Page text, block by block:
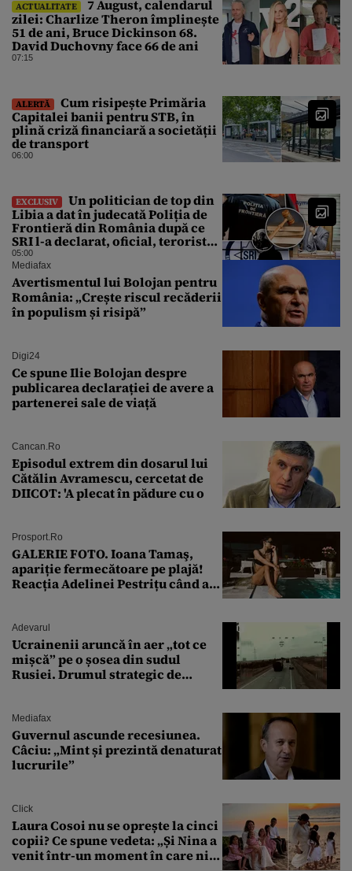
ACTUALITATE
7 August, calendarul
zilei: Charlize Theron împlinește
51 de ani, Bruce Dickinson 68.
David Duchovny face 66 de ani
07:15
ALERTĂ
Cum risipește Primăria
Capitalei banii pentru STB, în
plină criză financiară a societății
de transport
06:00
EXCLUSIV
Un politician de top din
Libia a dat în judecată Poliția de
Frontieră din România după ce
SRI l-a declarat, oficial, terorist
ISIS
05:00
Mediafax
Avertismentul lui Bolojan pentru
România: „Crește riscul recăderii
în populism și risipă”
Digi24
Ce spune Ilie Bolojan despre
publicarea declarației de avere a
partenerei sale de viață
Cancan.ro
Episodul extrem din dosarul lui
Cătălin Avramescu, cercetat de
DIICOT: 'A plecat în pădure cu o
Prosport.ro
GALERIE FOTO. Ioana Tamaş,
apariție fermecătoare pe plajă!
Reacția Adelinei Pestrițu când a
Adevarul
Ucrainenii aruncă în aer „tot ce
mișcă” pe o șosea din sudul
Rusiei. Drumul strategic de
Mediafax
Guvernul ascunde recesiunea.
Câciu: „Mint și prezintă denaturat
lucrurile”
Click
Laura Cosoi nu se oprește la cinci
copii? Ce spune vedeta: „Și Nina a
venit într-un moment în care nici